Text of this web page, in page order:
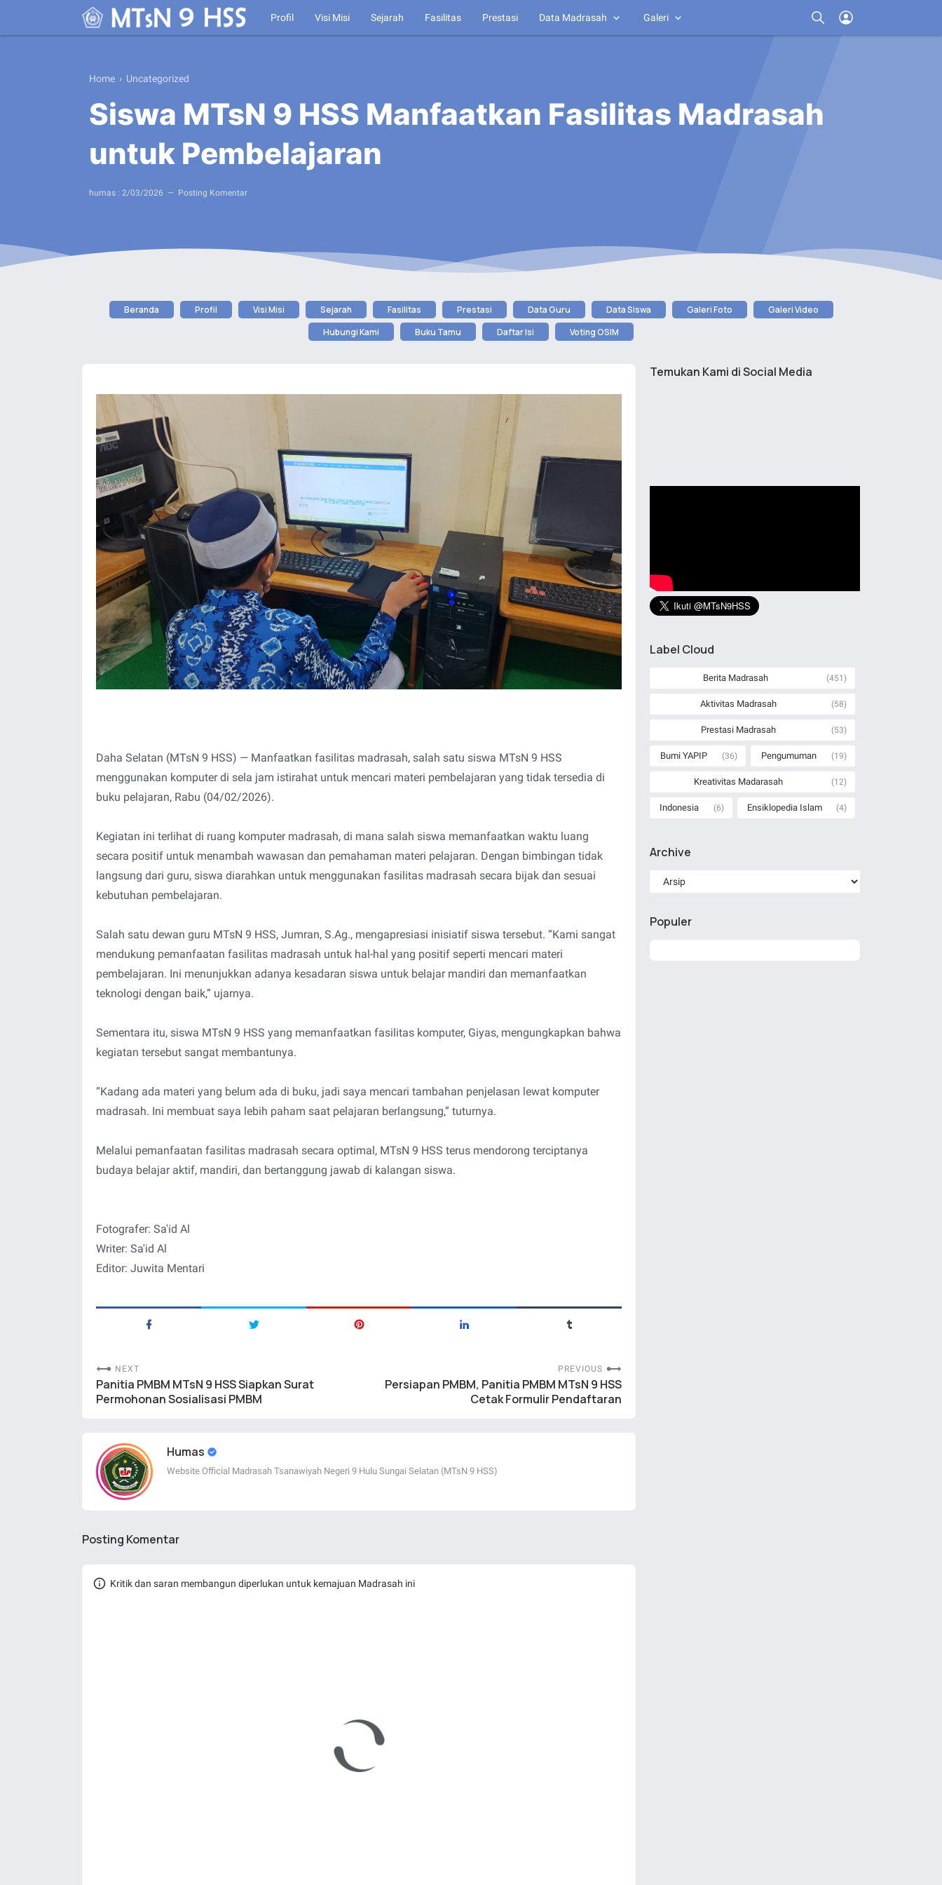
Profil Visi Misi Sejarah Fasilitas Prestasi Data Madrasah Galeri
Beranda Profil Visi Misi Sejarah Fasilitas Prestasi Data Guru Data Siswa Galeri Foto
Galeri Video
Hubungi Kami
Buku Tamu Daftar Isi Voting OSIM
Home › Uncategorized
Siswa MTsN 9 HSS Manfaatkan Fasilitas Madrasah
untuk Pembelajaran
humas : 2/03/2026 Posting Komentar
Daha Selatan (MTsN 9 HSS) — Manfaatkan fasilitas madrasah, salah satu siswa MTsN 9 HSS
menggunakan komputer di sela jam istirahat untuk mencari materi pembelajaran yang tidak tersedia di
buku pelajaran, Rabu (04/02/2026).
Kegiatan ini terlihat di ruang komputer madrasah, di mana salah siswa memanfaatkan waktu luang
secara positif untuk menambah wawasan dan pemahaman materi pelajaran. Dengan bimbingan tidak
langsung dari guru, siswa diarahkan untuk menggunakan fasilitas madrasah secara bijak dan sesuai
kebutuhan pembelajaran.
Salah satu dewan guru MTsN 9 HSS, Jumran, S.Ag., mengapresiasi inisiatif siswa tersebut. “Kami sangat
mendukung pemanfaatan fasilitas madrasah untuk hal-hal yang positif seperti mencari materi
pembelajaran. Ini menunjukkan adanya kesadaran siswa untuk belajar mandiri dan memanfaatkan
teknologi dengan baik,” ujarnya.
Sementara itu, siswa MTsN 9 HSS yang memanfaatkan fasilitas komputer, Giyas, mengungkapkan bahwa
kegiatan tersebut sangat membantunya.
“Kadang ada materi yang belum ada di buku, jadi saya mencari tambahan penjelasan lewat komputer
madrasah. Ini membuat saya lebih paham saat pelajaran berlangsung,” tuturnya.
Melalui pemanfaatan fasilitas madrasah secara optimal, MTsN 9 HSS terus mendorong terciptanya
budaya belajar aktif, mandiri, dan bertanggung jawab di kalangan siswa.
Fotografer: Sa'id Al
Writer: Sa'id Al
Editor: Juwita Mentari
NEXT
Panitia PMBM MTsN 9 HSS Siapkan Surat
Permohonan Sosialisasi PMBM
PREVIOUS
Persiapan PMBM, Panitia PMBM MTsN 9 HSS
Cetak Formulir Pendaftaran
Humas
Website Official Madrasah Tsanawiyah Negeri 9 Hulu Sungai Selatan (MTsN 9 HSS)
Posting Komentar
Kritik dan saran membangun diperlukan untuk kemajuan Madrasah ini
Temukan Kami di Social Media
Label Cloud
Berita Madrasah (451)
Aktivitas Madrasah (58)
Prestasi Madrasah (53)
Bumi YAPIP (36) Pengumuman (19)
Kreativitas Madarasah (12)
Indonesia (6) Ensiklopedia Islam (4)
Archive
Populer